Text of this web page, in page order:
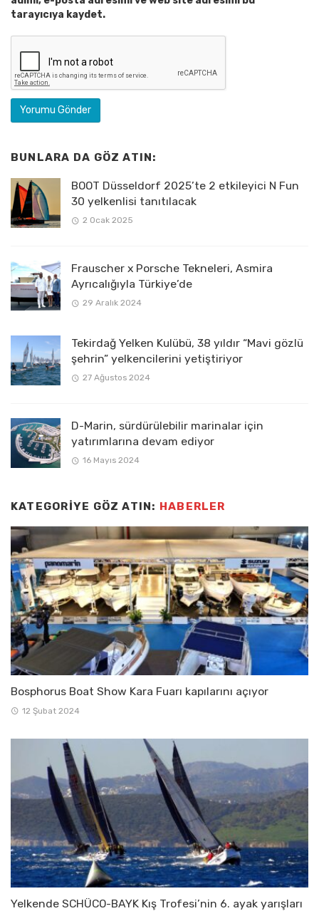
tarayıcıya kaydet.
BUNLARA DA GÖZ ATIN:
BOOT Düsseldorf 2025’te 2 etkileyici N Fun
30 yelkenlisi tanıtılacak
2 Ocak 2025
Frauscher x Porsche Tekneleri, Asmira
Ayrıcalığıyla Türkiye’de
29 Aralık 2024
Tekirdağ Yelken Kulübü, 38 yıldır “Mavi gözlü
şehrin” yelkencilerini yetiştiriyor
27 Ağustos 2024
D-Marin, sürdürülebilir marinalar için
yatırımlarına devam ediyor
16 Mayıs 2024
KATEGORIYE GÖZ ATIN: HABERLER
Bosphorus Boat Show Kara Fuarı kapılarını açıyor
12 Şubat 2024
Yelkende SCHÜCO-BAYK Kış Trofesi’nin 6. ayak yarışları